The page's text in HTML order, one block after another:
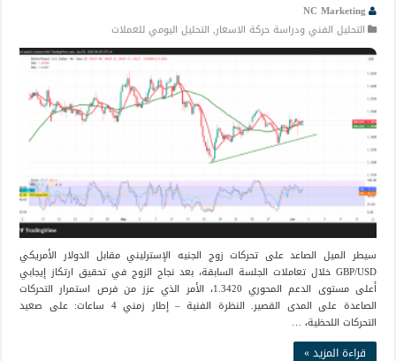
NC Marketing
التحليل الفني ودراسة حركة الاسعار, التحليل اليومي للعملات
سيطر الميل الصاعد على تحركات زوج الجنيه الإسترليني مقابل الدولار الأمريكي
GBP/USD خلال تعاملات الجلسة السابقة، بعد نجاح الزوج في تحقيق ارتكاز إيجابي
أعلى مستوى الدعم المحوري 1.3420، الأمر الذي عزز من فرص استمرار التحركات
الصاعدة على المدى القصير. النظرة الفنية – إطار زمني 4 ساعات: على صعيد
التحركات اللحظية، …
قراءة المزيد »